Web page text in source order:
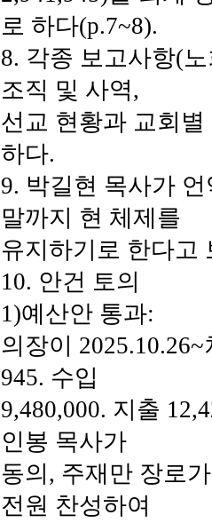
로 하다(p.7~8).
8. 각종 보고사항(
조직 및 사역,
선교 현황과 교회
하다.
9. 박길현 목사가
말까지 현 체제를
유지하기로 한다고
10. 안건 토의
1)예산안 통과:
의장이 2025.10.26~
945. 수입
9,480,000. 지출
인봉 목사가
동의 , 주재만 장로
전원 찬성하여